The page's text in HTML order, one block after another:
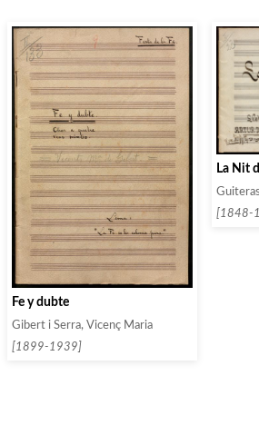
Fe y dubte
Gibert i Serra, Vicenç Maria
[1899-1939]
La Nit
[1848-